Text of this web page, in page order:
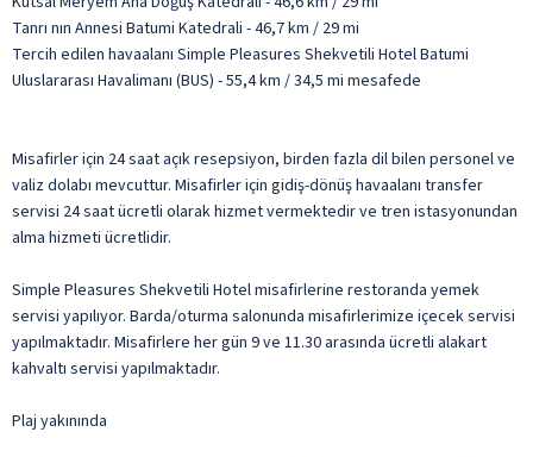
Tanrı nın Annesi Batumi Katedrali - 46,7 km / 29 mi
Tercih edilen havaalanı Simple Pleasures Shekvetili Hotel Batumi
Uluslararası Havalimanı (BUS) - 55,4 km / 34,5 mi mesafede
Misafirler için 24 saat açık resepsiyon, birden fazla dil bilen personel ve
valiz dolabı mevcuttur. Misafirler için gidiş-dönüş havaalanı transfer
servisi 24 saat ücretli olarak hizmet vermektedir ve tren istasyonundan
alma hizmeti ücretlidir.
Simple Pleasures Shekvetili Hotel misafirlerine restoranda yemek
servisi yapılıyor. Barda/oturma salonunda misafirlerimize içecek servisi
yapılmaktadır. Misafirlere her gün 9 ve 11.30 arasında ücretli alakart
kahvaltı servisi yapılmaktadır.
Plaj yakınında